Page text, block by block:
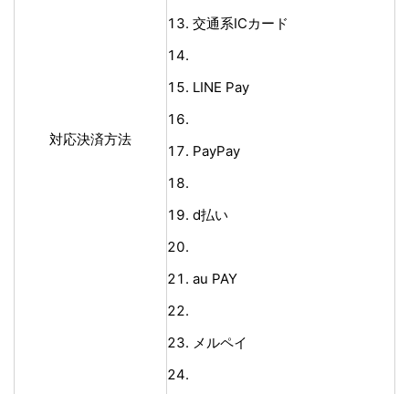
対応決済方法
交通系ICカード
LINE Pay
PayPay
d払い
au PAY
メルペイ